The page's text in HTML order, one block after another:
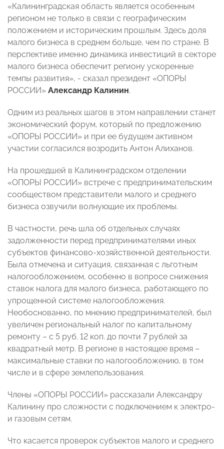
«Калининградская область является особенным
регионом не только в связи с географическим
положением и историческим прошлым. Здесь доля
малого бизнеса в среднем больше, чем по стране. В
перспективе именно динамика инвестиций в секторе
малого бизнеса обеспечит региону ускоренные
темпы развития», - сказал президент «ОПОРЫ
РОССИИ» Александр Калинин.
Одним из реальных шагов в этом направлении станет
экономический форум, который по предложению
«ОПОРЫ РОССИИ» и при ее будущем активном
участии согласился возродить Антон Алиханов.
На прошедшей в Калининградском отделении
«ОПОРЫ РОССИИ» встрече с предпринимательским
сообществом представители малого и среднего
бизнеса озвучили волнующие их проблемы.
В частности, речь шла об отдельных случаях
задолженности перед предпринимателями иных
субъектов финансово-хозяйственной деятельности.
Была отмечена и ситуация, связанная с льготным
налогообложением, особенно в вопросе снижения
ставок налога для малого бизнеса, работающего по
упрощенной системе налогообложения.
Необоснованно, по мнению предпринимателей, был
увеличен региональный налог по капитальному
ремонту – с 5 руб. 12 коп. до почти 7 рублей за
квадратный метр. В регионе в настоящее время –
максимальные ставки по налогообложению, в том
числе и в сфере землепользования.
Члены «ОПОРЫ РОССИИ» рассказали Александру
Калинину про сложности с подключением к электро-
и газовым сетям.
Что касается проверок субъектов малого и среднего